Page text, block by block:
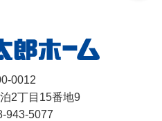
0012
2丁目15番地9
943-5077